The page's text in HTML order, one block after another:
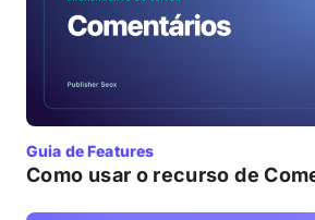
Guia de Features
Como usar o recurso de